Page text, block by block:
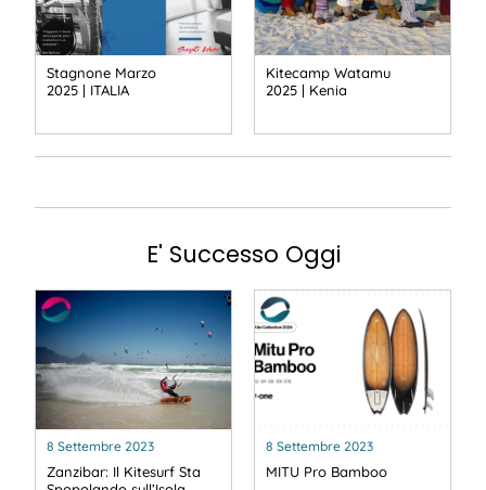
Stagnone Marzo
2025 | ITALIA
Kitecamp Watamu
2025 | Kenia
E' Successo Oggi
8 Settembre 2023
Zanzibar: Il Kitesurf Sta
8 Settembre 2023
MITU Pro Bamboo